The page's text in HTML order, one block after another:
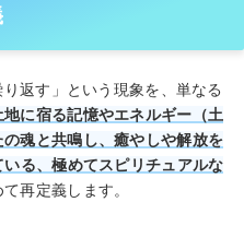
返す」という現象を、単なる
地に宿る記憶やエネルギー（土
魂と共鳴し、癒やしや解放を
る、極めてスピリチュアルな
再定義します。